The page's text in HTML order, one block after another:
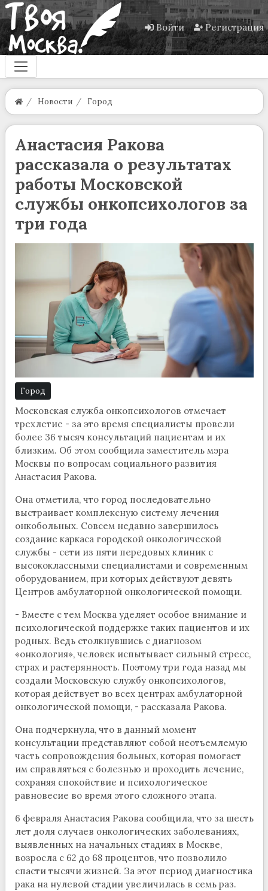
Войти Регистрация
Новости Город
Анастасия Ракова
рассказала о результатах
работы Московской
службы онкопсихологов за
три года
Город
Московская служба онкопсихологов отмечает
трехлетие - за это время специалисты провели
более 36 тысяч консультаций пациентам и их
близким. Об этом сообщила заместитель мэра
Москвы по вопросам социального развития
Анастасия Ракова.
Она отметила, что город последовательно
выстраивает комплексную систему лечения
онкобольных. Совсем недавно завершилось
создание каркаса городской онкологической
службы - сети из пяти передовых клиник с
высококлассными специалистами и современным
оборудованием, при которых действуют девять
Центров амбулаторной онкологической помощи.
- Вместе с тем Москва уделяет особое внимание и
психологической поддержке таких пациентов и их
родных. Ведь столкнувшись с диагнозом
«онкология», человек испытывает сильный стресс,
страх и растерянность. Поэтому три года назад мы
создали Московскую службу онкопсихологов,
которая действует во всех центрах амбулаторной
онкологической помощи, - рассказала Ракова.
Она подчеркнула, что в данный момент
консультации представляют собой неотъемлемую
часть сопровождения больных, которая помогает
им справляться с болезнью и проходить лечение,
сохраняя спокойствие и психологическое
равновесие во время этого сложного этапа.
6 февраля Анастасия Ракова сообщила, что за шесть
лет доля случаев онкологических заболеваниях,
выявленных на начальных стадиях в Москве,
возросла с 62 до 68 процентов, что позволило
спасти тысячи жизней. За этот период диагностика
рака на нулевой стадии увеличилась в семь раз.